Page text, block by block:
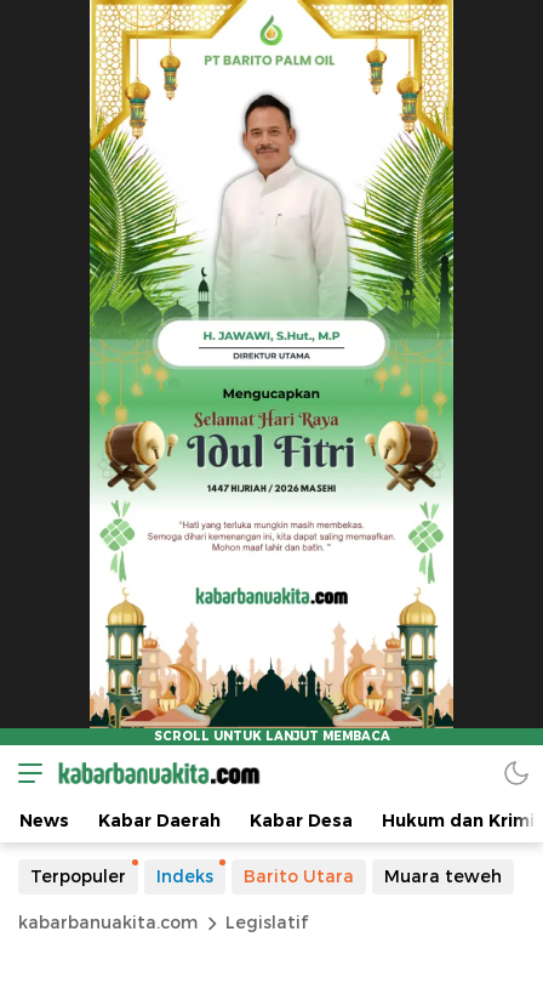
News Kabar Daerah Kabar Desa Hukum dan
Terpopuler Indeks Barito Utara Muara teweh
kabarbanuakita.com Legislatif